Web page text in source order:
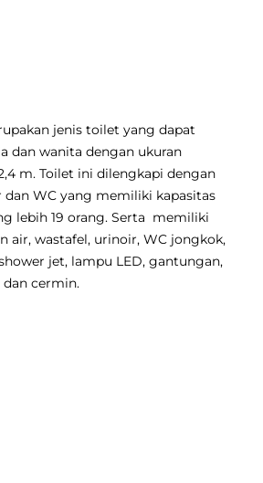
jenis toilet yang dapat
dan wanita dengan ukuran
m. Toilet ini dilengkapi dengan
dan WC yang memiliki kapasitas
lebih 19 orang. Serta memiliki
air, wastafel, urinoir, WC jongkok,
jet, lampu LED, gantungan,
cermin.